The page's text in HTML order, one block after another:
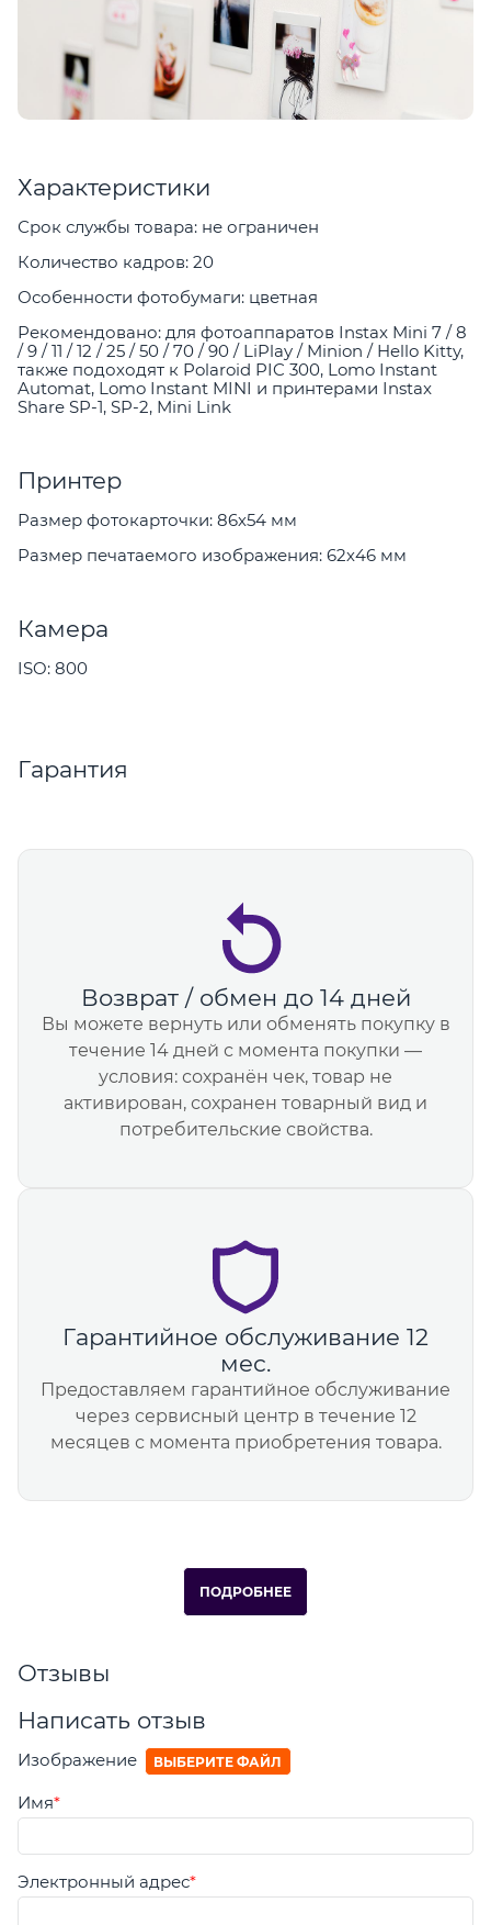
Характеристики
Срок службы товара: не ограничен
Количество кадров: 20
Особенности фотобумаги: цветная
Рекомендовано: для фотоаппаратов Instax Mini 7 / 8
/ 9 / 11 / 12 / 25 / 50 / 70 / 90 / LiPlay / Minion / Hello Kitty,
также подоходят к Polaroid PIC 300, Lomo Instant
Automat, Lomo Instant MINI и принтерами Instax
Share SP-1, SP-2, Mini Link
Принтер
Размер фотокарточки: 86х54 мм
Размер печатаемого изображения: 62х46 мм
Камера
ISO: 800
Гарантия
Возврат / обмен до 14 дней
Вы можете вернуть или обменять покупку в
течение 14 дней с момента покупки —
условия: сохранён чек, товар не
активирован, сохранен товарный вид и
потребительские свойства.
Гарантийное обслуживание 12
мес.
Предоставляем гарантийное обслуживание
через сервисный центр в течение 12
месяцев с момента приобретения товара.
ПОДРОБНЕЕ
Отзывы
Написать отзыв
Изображение ВЫБЕРИТЕ ФАЙЛ
Имя
Электронный адрес